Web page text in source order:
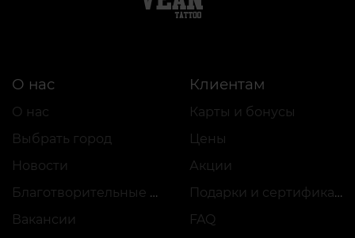
О нас
О нас
Выбрать город
Новости
Благотворительные проекты
Вакансии
Клиентам
Карты и бонусы
Цены
Акции
Подарки и сертификаты
FAQ